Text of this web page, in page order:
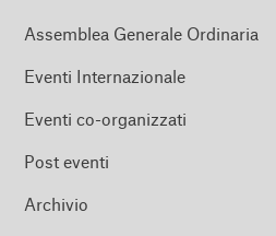
Assemblea Generale Ordinaria
Eventi Internazionale
Eventi co-organizzati
Post eventi
Archivio